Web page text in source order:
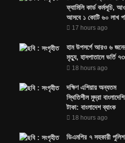
ফ্যামিলি কার্ড কর্মসূচি,
আসবে ১ কোটি ৬০ লাখ
17 hours ago
হাম উপসর্গে আরও ৬
মৃত্যু, হাসপাতালে ভর্তি
18 hours ago
দক্ষিণ এশিয়ায় অন্যতম
স্থিতিশীল মুদ্রা বাংলাদেশি
টাকা: বাংলাদেশ ব্যাংক
18 hours ago
ডিএমপির ৭ সহকারী পুলিশ